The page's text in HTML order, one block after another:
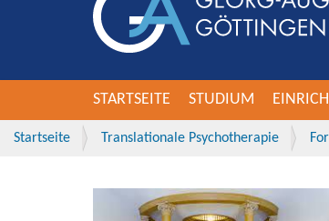
STARTSEITE STUDIUM
Startseite Translationale Psychotherapie